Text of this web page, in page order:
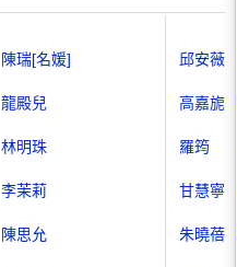
陳瑞[名媛]
龍殿兒
林明珠
李茉莉
陳思允
邱安薇
高嘉旎
羅筠
甘慧寧
朱曉蓓